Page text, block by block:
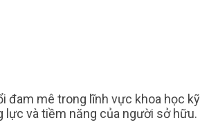
mê trong lĩnh vực khoa học
lực và tiềm năng của người sở hữu.